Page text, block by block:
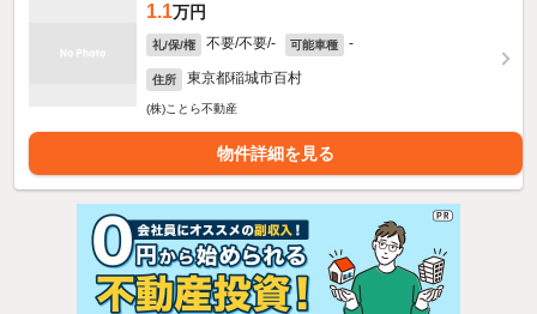
1.1万円
礼/保/権 不要/不要/- 可能車種 -
住所 東京都稲城市百村
(株)ことら不動産
物件詳細を見る